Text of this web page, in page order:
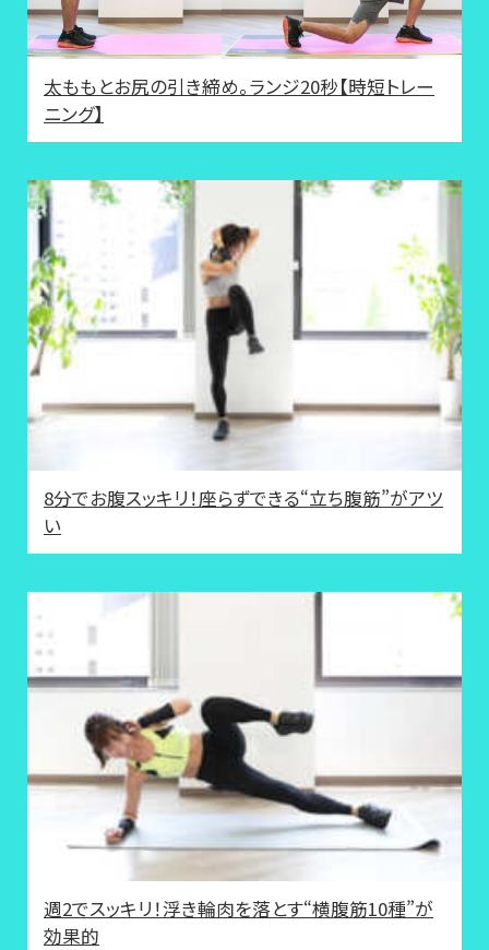
太ももとお尻の引き締め。ランジ20秒【時短トレー
ニング】
8分でお腹スッキリ！座らずできる“立ち腹筋”がアツ
い
週2でスッキリ！浮き輪肉を落とす“横腹筋10種”が
効果的